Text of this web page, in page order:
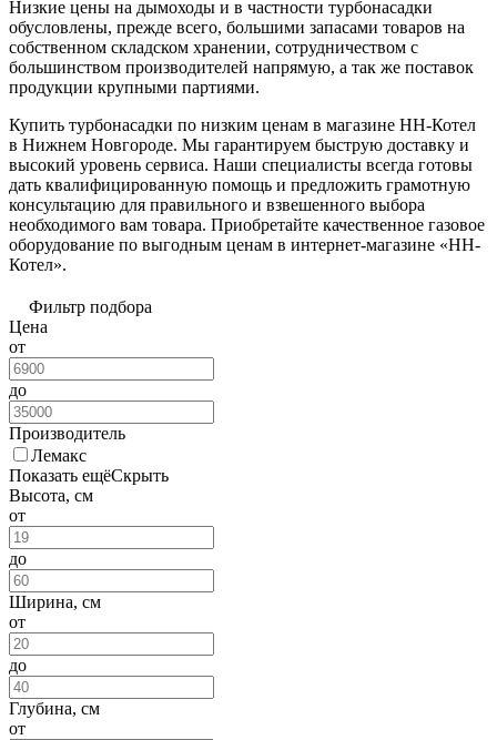
Низкие цены на дымоходы и в частности турбонасадки
обусловлены, прежде всего, большими запасами товаров на
собственном складском хранении, сотрудничеством с
большинством производителей напрямую, а так же поставок
продукции крупными партиями.
Купить турбонасадки по низким ценам в магазине НН-Котел
в Нижнем Новгороде. Мы гарантируем быструю доставку и
высокий уровень сервиса. Наши специалисты всегда готовы
дать квалифицированную помощь и предложить грамотную
консультацию для правильного и взвешенного выбора
необходимого вам товара. Приобретайте качественное газовое
оборудование по выгодным ценам в интернет-магазине «НН-
Котел».
Фильтр подбора
Цена
от
до
Производитель
Лемакс
Показать ещёСкрыть
Высота, см
от
до
Ширина, см
от
до
Глубина, см
от